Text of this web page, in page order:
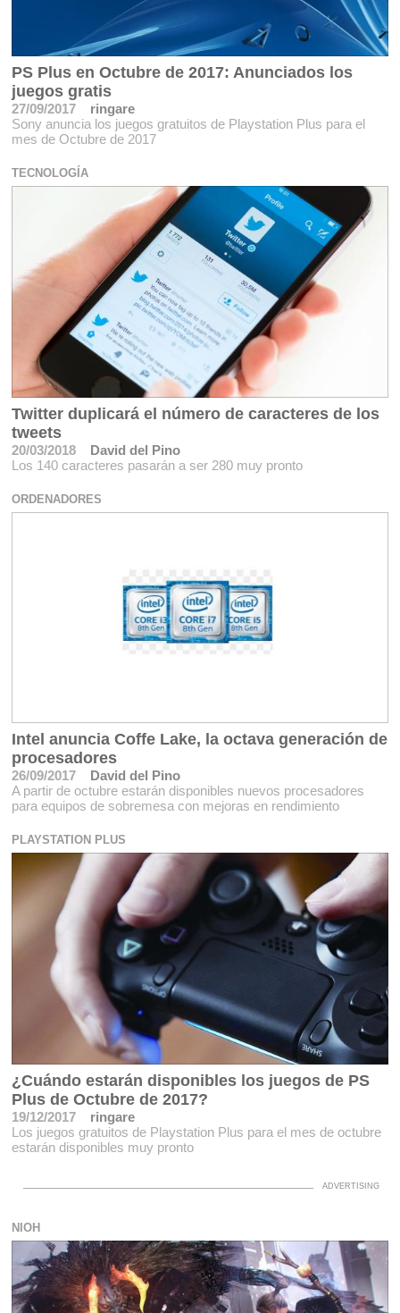
PS Plus en Octubre de 2017: Anunciados los
juegos gratis
27/09/2017
ringare
Sony anuncia los juegos gratuitos de Playstation Plus para el
mes de Octubre de 2017
TECNOLOGÍA
Twitter duplicará el número de caracteres de los
tweets
20/03/2018
David del Pino
Los 140 caracteres pasarán a ser 280 muy pronto
ORDENADORES
Intel anuncia Coffe Lake, la octava generación de
procesadores
26/09/2017
David del Pino
A partir de octubre estarán disponibles nuevos procesadores
para equipos de sobremesa con mejoras en rendimiento
PLAYSTATION PLUS
¿Cuándo estarán disponibles los juegos de PS
Plus de Octubre de 2017?
19/12/2017
ringare
Los juegos gratuitos de Playstation Plus para el mes de octubre
estarán disponibles muy pronto
NIOH